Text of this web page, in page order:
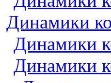
Динамики
Динамики
Динамики